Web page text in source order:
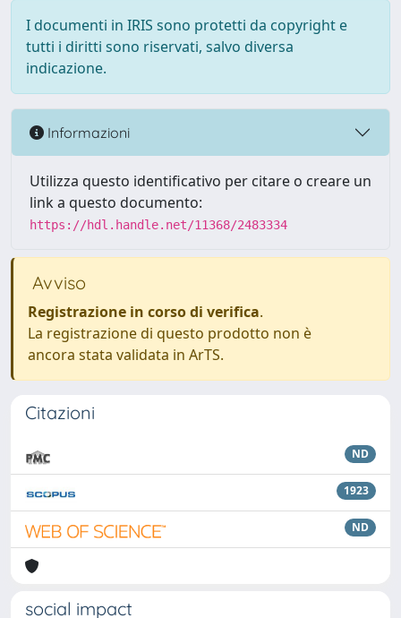
I documenti in IRIS sono protetti da copyright e
tutti i diritti sono riservati, salvo diversa
indicazione.
Informazioni
Utilizza questo identificativo per citare o creare un
link a questo documento:
https://hdl.handle.net/11368/2483334
Avviso
Registrazione in corso di verifica.
La registrazione di questo prodotto non è
ancora stata validata in ArTS.
Citazioni
ND
1923
ND
social impact